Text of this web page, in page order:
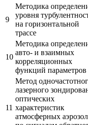
9
Методика
уровня
на горизонтальной
трассе
10
Методика
авто- и взаимных
корреляционных
функций параметров
11
Метод
лазерного
оптических
характеристик
атмосферных